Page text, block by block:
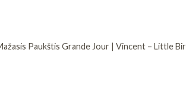
Paukštis Grande Jour | Vincent – Little